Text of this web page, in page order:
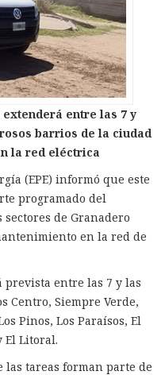
entre las 7 y
barrios de la ciudad
la red eléctrica
(EPE) informó que este
programado del
de Granadero
en la red de
entre las 7 y las
Centro, Siempre Verde,
Pinos, Los Paraísos, El
El Litoral.
las tareas forman parte de